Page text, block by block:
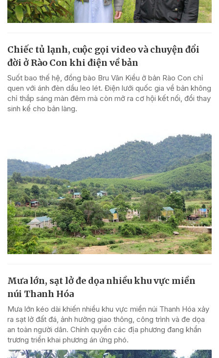
Chiếc tủ lạnh, cuộc gọi video và chuyện đổi
đời ở Rào Con khi điện về bản
Suốt bao thế hệ, đồng bào Bru Vân Kiều ở bản Rào Con chỉ
quen với ánh đèn dầu leo lét. Điện lưới quốc gia về bản không
chỉ thắp sáng màn đêm mà còn mở ra cơ hội kết nối, đổi thay
sinh kế cho bản làng.
Mưa lớn, sạt lở đe dọa nhiều khu vực miền
núi Thanh Hóa
Mưa lớn kéo dài khiến nhiều khu vực miền núi Thanh Hóa xảy
ra sạt lở đất đá, ảnh hưởng giao thông, công trình và đe dọa
an toàn người dân. Chính quyền các địa phương đang khẩn
trương triển khai phương án ứng phó.